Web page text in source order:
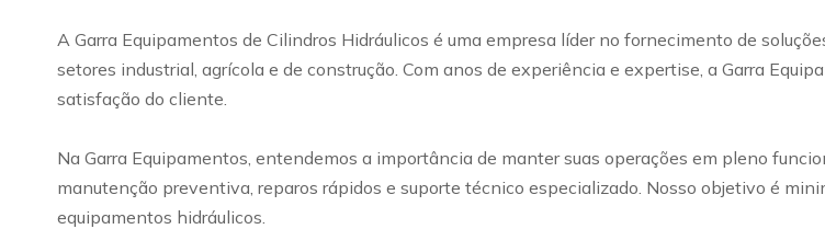
A Garra Equipamentos de Cilindros Hidráulicos é uma empresa líder no fornecimento de
setores industrial, agrícola e de construção. Com anos de experiência e expertise, a Garra
satisfação do cliente.
Na Garra Equipamentos, entendemos a importância de manter suas operações em pleno
manutenção preventiva, reparos rápidos e suporte técnico especializado. Nosso objetivo é
equipamentos hidráulicos.